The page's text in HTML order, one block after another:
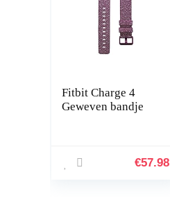
Fitbit Charge 4
Geweven bandje
€57.98